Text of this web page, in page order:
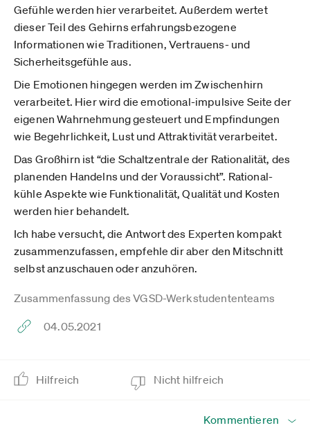
Gefühle werden hier verarbeitet. Außerdem wertet
dieser Teil des Gehirns erfahrungsbezogene
Informationen wie Traditionen, Vertrauens- und
Sicherheitsgefühle aus.
Die Emotionen hingegen werden im Zwischenhirn
verarbeitet. Hier wird die emotional-impulsive Seite der
eigenen Wahrnehmung gesteuert und Empfindungen
wie Begehrlichkeit, Lust und Attraktivität verarbeitet.
Das Großhirn ist “die Schaltzentrale der Rationalität, des
planenden Handelns und der Voraussicht”. Rational-
kühle Aspekte wie Funktionalität, Qualität und Kosten
werden hier behandelt.
Ich habe versucht, die Antwort des Experten kompakt
zusammenzufassen, empfehle dir aber den Mitschnitt
selbst anzuschauen oder anzuhören.
Zusammenfassung des VGSD-Werkstudententeams
04.05.2021
Hilfreich Nicht hilfreich
Kommentieren